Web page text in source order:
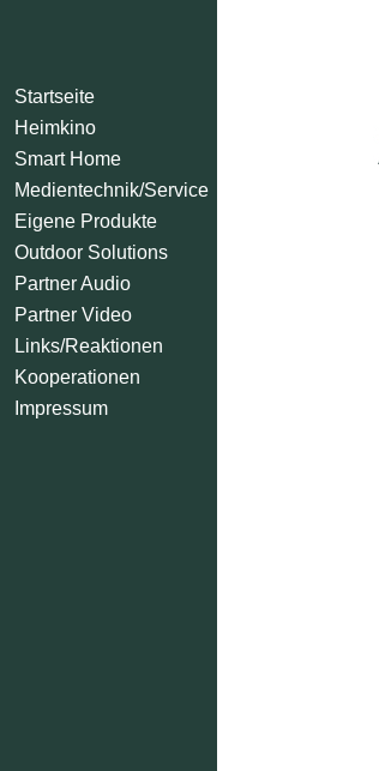
Startseite
Heimkino
Smart Home
Medientechnik/Service
Eigene Produkte
Outdoor Solutions
Partner Audio
Partner Video
Links/Reaktionen
Kooperationen
Impressum